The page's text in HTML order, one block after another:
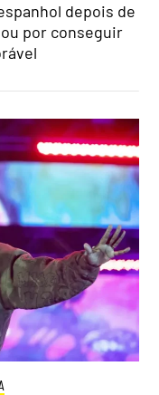
depois de
por conseguir